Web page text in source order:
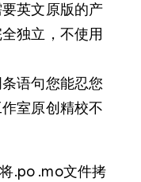
英文原版的产
独立，不使用
语句您能忍您
室原创精校不
.po .mo文件拷